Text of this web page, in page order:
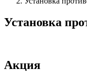
Установка
Акция